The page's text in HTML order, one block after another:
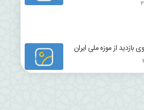
بازدید از موزه ملی ایران